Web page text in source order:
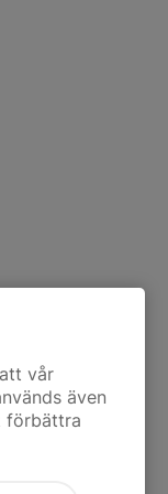
vår
även
förbättra